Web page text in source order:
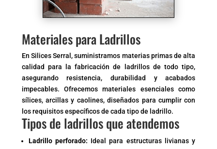
Materiales para Ladrillos
En Silices Serral, suministramos materias primas de alta
calidad para la fabricación de ladrillos de todo tipo,
asegurando resistencia, durabilidad y acabados
impecables. Ofrecemos materiales esenciales como
sílices, arcillas y caolines, diseñados para cumplir con
los requisitos específicos de cada tipo de ladrillo.
Tipos de ladrillos que atendemos
Ladrillo perforado: Ideal para estructuras livianas y